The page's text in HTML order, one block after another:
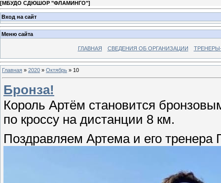
[МБУДО СДЮШОР "ФЛАМИНГО"]
Вход на сайт
Меню сайта
ГЛАВНАЯ СВЕДЕНИЯ ОБ ОРГАНИЗАЦИИ
Главная » 2020 » Октябрь » 10
Бронза!
Король Артём становится
по кроссу на дистанции 8 км.
Поздравляем Артема и его